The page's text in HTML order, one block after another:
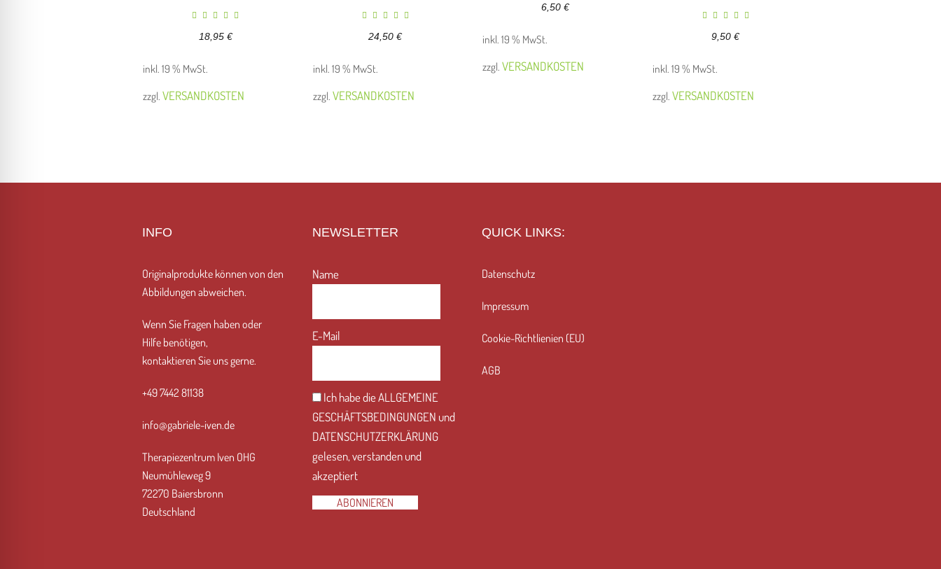
18,95 €
inkl. 19 % MwSt.
zzgl. VERSANDKOSTEN
24,50 €
inkl. 19 % MwSt.
zzgl. VERSANDKOSTEN
6,50 €
inkl. 19 % MwSt.
zzgl.VERSANDKOSTEN
9,50 €
inkl. 19 % MwSt.
zzgl.VERSANDKOSTEN
INFO
Originalprodukte können von den
Abbildungen abweichen.
Wenn Sie Fragen haben oder
Hilfe benötigen,
kontaktieren Sie uns gerne.
+49 7442 81138
info@gabriele-iven.de
Therapiezentrum Iven OHG
Neumühleweg 9
72270 Baiersbronn
Deutschland
NEWSLETTER
Name
E-Mail
Ich habe dieALLGEMEINE
GESCHÄFTSBEDINGUNGEN und
DATENSCHUTZERKLÄRUNG
gelesen, verstanden und
akzeptiert
ABONNIEREN
QUICK LINKS:
Datenschutz
Impressum
Cookie-Richtlienien (EU)
AGB